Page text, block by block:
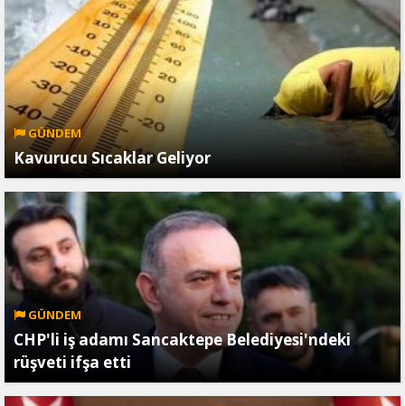
GÜNDEM
Kavurucu Sıcaklar Geliyor
GÜNDEM
CHP'li iş adamı Sancaktepe Belediyesi'ndeki
rüşveti ifşa etti